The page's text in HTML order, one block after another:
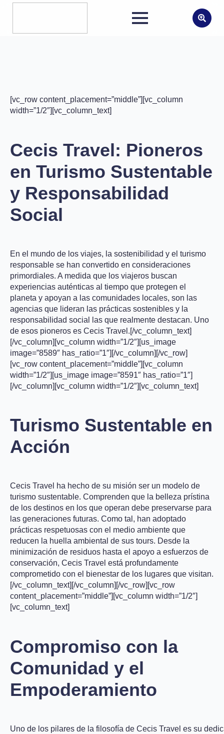
[vc_row content_placement=”middle”][vc_column
width=”1/2″][vc_column_text]
Cecis Travel: Pioneros
en Turismo Sustentable
y Responsabilidad
Social
En el mundo de los viajes, la sostenibilidad y el turismo
responsable se han convertido en consideraciones
primordiales. A medida que los viajeros buscan
experiencias auténticas al tiempo que protegen el
planeta y apoyan a las comunidades locales, son las
agencias que lideran las prácticas sostenibles y la
responsabilidad social las que realmente destacan. Uno
de esos pioneros es Cecis Travel.[/vc_column_text]
[/vc_column][vc_column width=”1/2″][us_image
image=”8589″ has_ratio=”1″][/vc_column][/vc_row]
[vc_row content_placement=”middle”][vc_column
width=”1/2″][us_image image=”8591″ has_ratio=”1″]
[/vc_column][vc_column width=”1/2″][vc_column_text]
Turismo Sustentable en
Acción
Cecis Travel ha hecho de su misión ser un modelo de
turismo sustentable. Comprenden que la belleza prístina
de los destinos en los que operan debe preservarse para
las generaciones futuras. Como tal, han adoptado
prácticas respetuosas con el medio ambiente que
reducen la huella ambiental de sus tours. Desde la
minimización de residuos hasta el apoyo a esfuerzos de
conservación, Cecis Travel está profundamente
comprometido con el bienestar de los lugares que visitan.
[/vc_column_text][/vc_column][/vc_row][vc_row
content_placement=”middle”][vc_column width=”1/2″]
[vc_column_text]
Compromiso con la
Comunidad y el
Empoderamiento
Uno de los pilares de la filosofía de Cecis Travel es su